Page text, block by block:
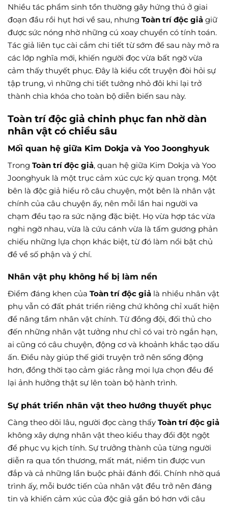
Nhiều tác phẩm sinh tồn thường gây hứng thú ở giai
đoạn đầu rồi hụt hơi về sau, nhưng Toàn trí độc giả giữ
được sức nóng nhờ những cú xoay chuyển có tính toán.
Tác giả liên tục cài cắm chi tiết từ sớm để sau này mở ra
các lớp nghĩa mới, khiến người đọc vừa bất ngờ vừa
cảm thấy thuyết phục. Đây là kiểu cốt truyện đòi hỏi sự
tập trung, vì những chi tiết tưởng nhỏ đôi khi lại trở
thành chìa khóa cho toàn bộ diễn biến sau này.
Toàn trí độc giả chinh phục fan nhờ dàn
nhân vật có chiều sâu
Mối quan hệ giữa Kim Dokja và Yoo Joonghyuk
Trong Toàn trí độc giả, quan hệ giữa Kim Dokja và Yoo
Joonghyuk là một trục cảm xúc cực kỳ quan trọng. Một
bên là độc giả hiểu rõ câu chuyện, một bên là nhân vật
chính của câu chuyện ấy, nên mỗi lần hai người va
chạm đều tạo ra sức nặng đặc biệt. Họ vừa hợp tác vừa
nghi ngờ nhau, vừa là cứu cánh vừa là tấm gương phản
chiếu những lựa chọn khác biệt, từ đó làm nổi bật chủ
đề về số phận và ý chí.
Nhân vật phụ không hề bị làm nền
Điểm đáng khen của Toàn trí độc giả là nhiều nhân vật
phụ vẫn có đất phát triển riêng chứ không chỉ xuất hiện
để nâng tầm nhân vật chính. Từ đồng đội, đối thủ cho
đến những nhân vật tưởng như chỉ có vai trò ngắn hạn,
ai cũng có câu chuyện, động cơ và khoảnh khắc tạo dấu
ấn. Điều này giúp thế giới truyện trở nên sống động
hơn, đồng thời tạo cảm giác rằng mọi lựa chọn đều để
lại ảnh hưởng thật sự lên toàn bộ hành trình.
Sự phát triển nhân vật theo hướng thuyết phục
Càng theo dõi lâu, người đọc càng thấy Toàn trí độc giả
không xây dựng nhân vật theo kiểu thay đổi đột ngột
để phục vụ kịch tính. Sự trưởng thành của từng người
diễn ra qua tổn thương, mất mát, niềm tin được vun
đắp và cả những lần buộc phải đánh đổi. Chính nhờ quá
trình ấy, mỗi bước tiến của nhân vật đều trở nên đáng
tin và khiến cảm xúc của độc giả gắn bó hơn với câu